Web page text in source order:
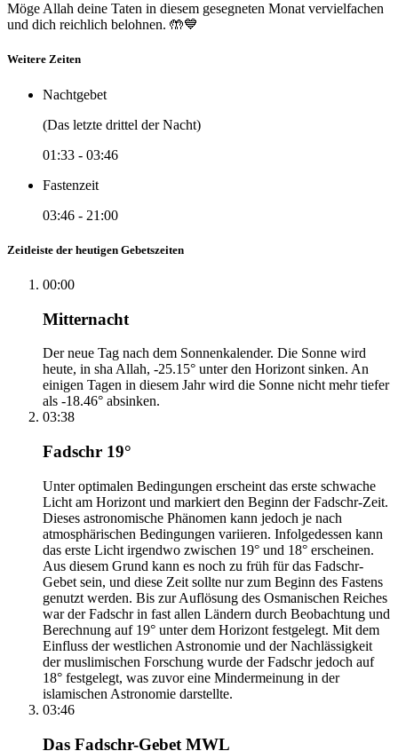
Möge Allah deine Taten in diesem gesegneten Monat vervielfachen
und dich reichlich belohnen. 🤲💙
Weitere Zeiten
Nachtgebet
(Das letzte drittel der Nacht)
01:33 - 03:46
Fastenzeit
03:46 - 21:00
Zeitleiste der heutigen Gebetszeiten
00:00
Mitternacht
Der neue Tag nach dem Sonnenkalender. Die Sonne wird
heute, in sha Allah, -25.15° unter den Horizont sinken. An
einigen Tagen in diesem Jahr wird die Sonne nicht mehr tiefer
als -18.46° absinken.
03:38
Fadschr 19°
Unter optimalen Bedingungen erscheint das erste schwache
Licht am Horizont und markiert den Beginn der Fadschr-Zeit.
Dieses astronomische Phänomen kann jedoch je nach
atmosphärischen Bedingungen variieren. Infolgedessen kann
das erste Licht irgendwo zwischen 19° und 18° erscheinen.
Aus diesem Grund kann es noch zu früh für das Fadschr-
Gebet sein, und diese Zeit sollte nur zum Beginn des Fastens
genutzt werden. Bis zur Auflösung des Osmanischen Reiches
war der Fadschr in fast allen Ländern durch Beobachtung und
Berechnung auf 19° unter dem Horizont festgelegt. Mit dem
Einfluss der westlichen Astronomie und der Nachlässigkeit
der muslimischen Forschung wurde der Fadschr jedoch auf
18° festgelegt, was zuvor eine Mindermeinung in der
islamischen Astronomie darstellte.
03:46
Das Fadschr-Gebet MWL